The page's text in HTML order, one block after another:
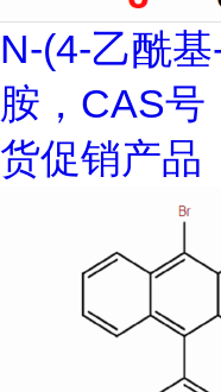
N-(4-乙酰
胺，CAS号
货促销产品